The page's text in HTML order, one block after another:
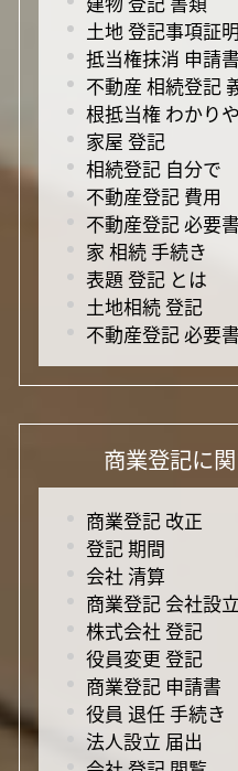
土地 登記事項証
抵当権抹消 申請書
不動産 相続登記
根抵当権 わかり
家屋 登記
相続登記 自分で
不動産登記 費用
不動産登記 必要
家 相続 手続き
表題 登記 とは
土地相続 登記
不動産登記 必要
商業登記に
商業登記 改正
登記 期間
会社 清算
商業登記 会社設立
株式会社 登記
役員変更 登記
商業登記 申請書
役員 退任 手続き
法人設立 届出